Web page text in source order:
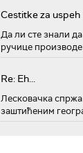
Cestitke za uspeh
Да ли сте знали
ручице
Re: Eh...
Лесковачка
заштићеним